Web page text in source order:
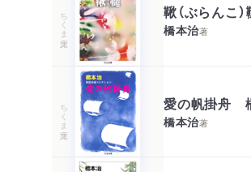
ちくま文庫 鞦（ぶらんこ
橋本治著
ちくま文庫 愛の帆掛舟
橋本治著